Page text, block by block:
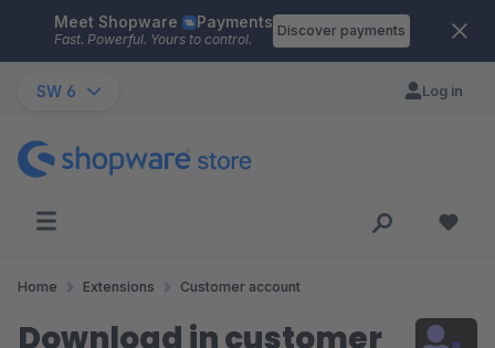
Skip to main content
Meet Shopware Payments
Fast. Powerful. Yours to control.
Discover payments
SW 6 Log in
Home Extensions Customer account
Download in customer